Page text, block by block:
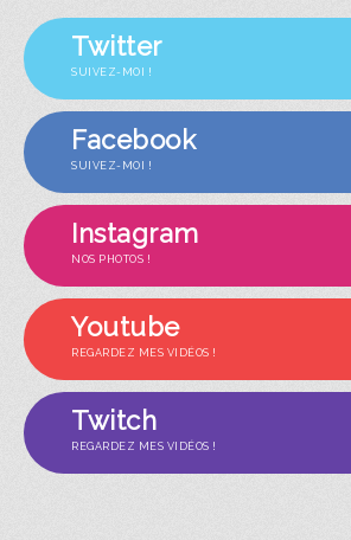
Twitter
SUIVEZ-MOI !
Facebook
SUIVEZ-MOI !
Instagram
NOS PHOTOS !
Youtube
REGARDEZ MES VIDÉOS !
Twitch
REGARDEZ MES VIDÉOS !